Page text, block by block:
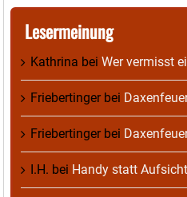
Lesermeinung
Kathrina bei Wer vermisst
Friebertingerbei
Friebertingerbei
I.H. bei Handy statt